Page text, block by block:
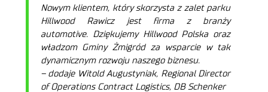
Nowym klientem, który skorzysta z zalet parku
Hillwood Rawicz jest firma z branży
automotive. Dziękujemy Hillwood Polska oraz
władzom Gminy Żmigród za wsparcie w tak
dynamicznym rozwoju naszego biznesu.
– dodaje Witold Augustyniak, Regional Director
of Operations Contract Logistics, DB Schenker